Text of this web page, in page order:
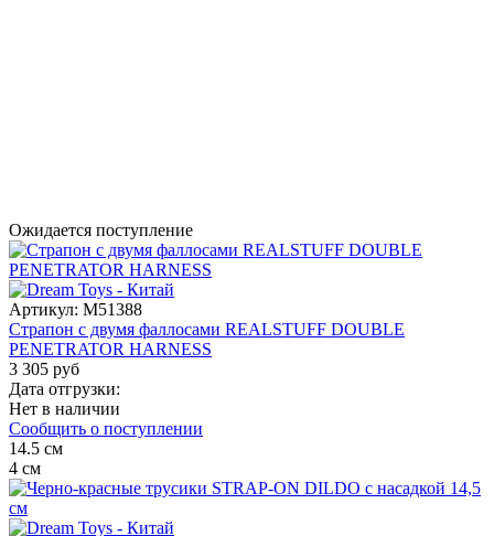
Ожидается поступление
Артикул: M51388
Страпон с двумя фаллосами REALSTUFF DOUBLE
PENETRATOR HARNESS
3 305 руб
Дата отгрузки:
Нет в наличии
Сообщить о поступлении
14.5 см
4 см